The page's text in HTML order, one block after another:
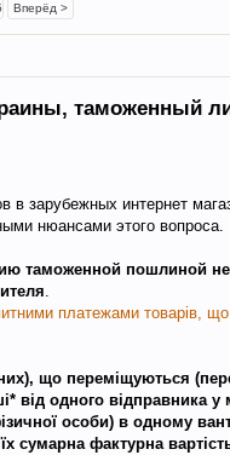
Вперёд >
таможенный
в зарубежных интернет
нюансами этого вопроса.
таможенной пошлиной
.
платежами товарів,
що переміщуються
від одного відправника
особи) в одному
сумарна фактурна